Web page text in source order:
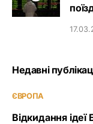
Недавні
ЄВРОПА
Відкидання ідеї